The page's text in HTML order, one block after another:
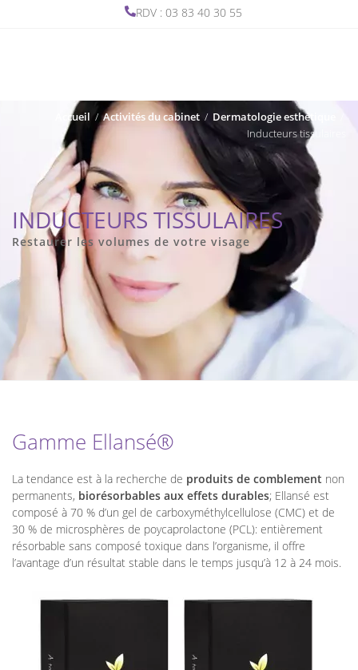
RDV : 03 83 40 30 55
Accueil /Activités du cabinet / Dermatologie esthétique
Inducteurs tissulaires
INDUCTEURS TISSULAIRES
Restaurer les volumes de votre visage
Gamme Ellansé®
La tendance est à la recherche de produits de comblement non
permanents, biorésorbables aux effets durables; Ellansé est
composé à 70 % d’un gel de carboxyméthylcellulose (CMC) et de
30 % de microsphères de poycaprolactone (PCL): entièrement
résorbable sans composé toxique dans l’organisme, il offre
l’avantage d’un résultat stable dans le temps jusqu’à 12 à 24 mois.